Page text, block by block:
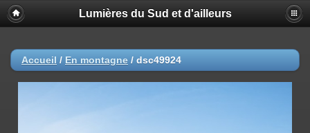
Lumières du Sud et d'ailleurs
Accueil / En montagne / dsc49924